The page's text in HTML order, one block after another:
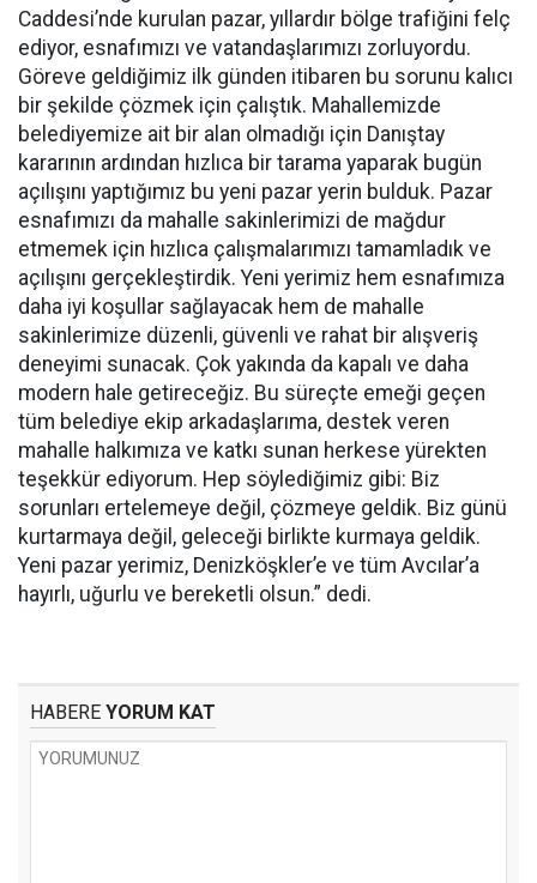
Caddesi’nde kurulan pazar, yıllardır bölge trafiğini felç
ediyor, esnafımızı ve vatandaşlarımızı zorluyordu.
Göreve geldiğimiz ilk günden itibaren bu sorunu kalıcı
bir şekilde çözmek için çalıştık. Mahallemizde
belediyemize ait bir alan olmadığı için Danıştay
kararının ardından hızlıca bir tarama yaparak bugün
açılışını yaptığımız bu yeni pazar yerin bulduk. Pazar
esnafımızı da mahalle sakinlerimizi de mağdur
etmemek için hızlıca çalışmalarımızı tamamladık ve
açılışını gerçekleştirdik. Yeni yerimiz hem esnafımıza
daha iyi koşullar sağlayacak hem de mahalle
sakinlerimize düzenli, güvenli ve rahat bir alışveriş
deneyimi sunacak. Çok yakında da kapalı ve daha
modern hale getireceğiz. Bu süreçte emeği geçen
tüm belediye ekip arkadaşlarıma, destek veren
mahalle halkımıza ve katkı sunan herkese yürekten
teşekkür ediyorum. Hep söylediğimiz gibi: Biz
sorunları ertelemeye değil, çözmeye geldik. Biz günü
kurtarmaya değil, geleceği birlikte kurmaya geldik.
Yeni pazar yerimiz, Denizköşkler’e ve tüm Avcılar’a
hayırlı, uğurlu ve bereketli olsun.” dedi.
HABERE YORUM KAT